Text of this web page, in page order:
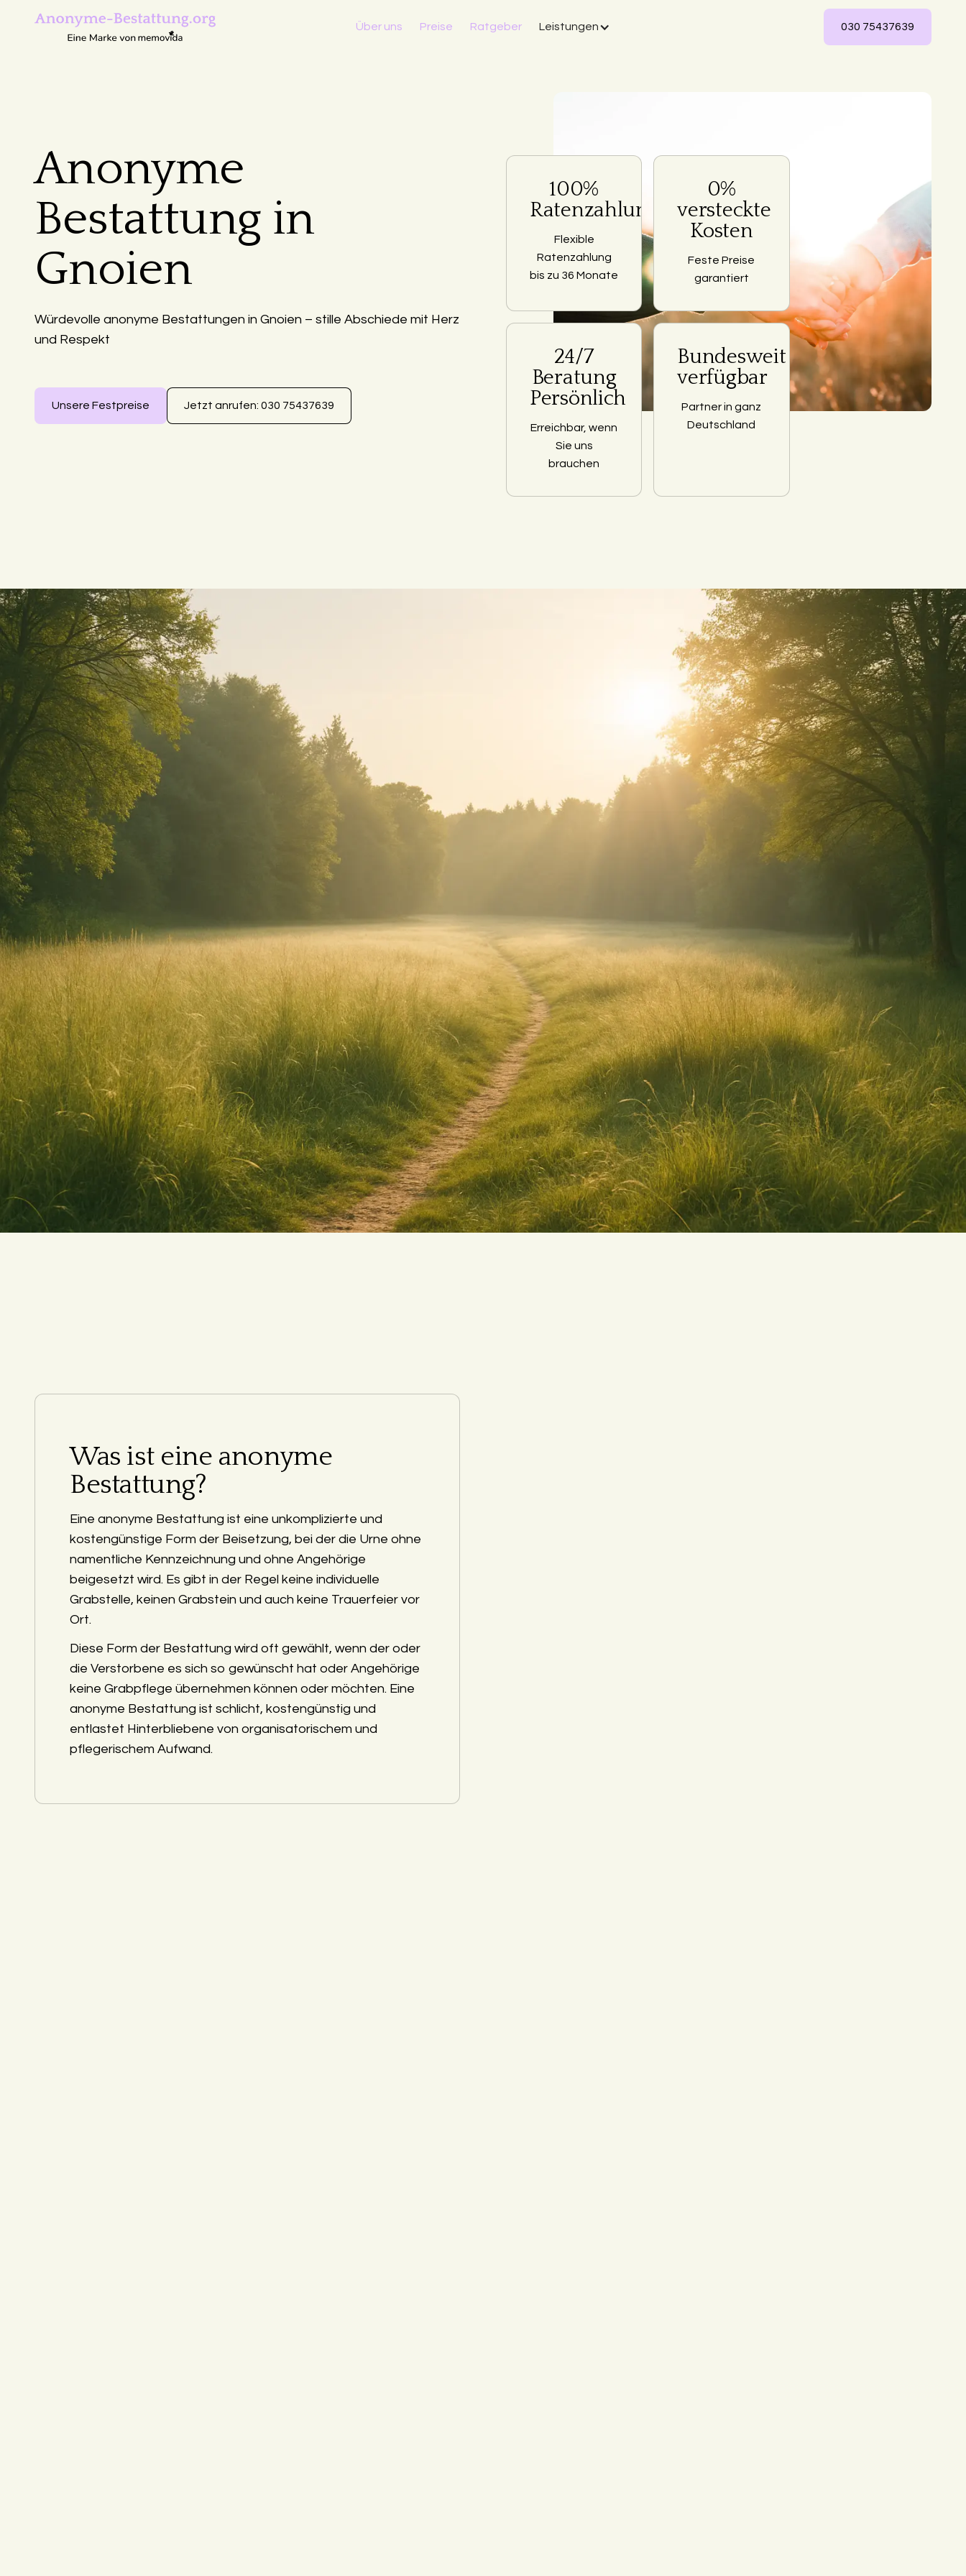
Über uns Preise Ratgeber Leistungen 030 75437639
Anonyme
Bestattung in
Gnoien
Würdevolle anonyme Bestattungen in Gnoien – stille Abschiede mit Herz
und Respekt
Unsere Festpreise Jetzt anrufen: 030 75437639
100%
Ratenzahlung
Flexible
Ratenzahlung
bis zu 36 Monate
0%
versteckte
Kosten
Feste Preise
garantiert
24/7
Beratung
Persönlich
Erreichbar, wenn
Sie uns
brauchen
Bundesweit
verfügbar
Partner in ganz
Deutschland
Was ist eine anonyme
Bestattung?
Eine anonyme Bestattung ist eine unkomplizierte und
kostengünstige Form der Beisetzung, bei der die Urne ohne
namentliche Kennzeichnung und ohne Angehörige
beigesetzt wird. Es gibt in der Regel keine individuelle
Grabstelle, keinen Grabstein und auch keine Trauerfeier vor
Ort.
Diese Form der Bestattung wird oft gewählt, wenn der oder
die Verstorbene es sich so gewünscht hat oder Angehörige
keine Grabpflege übernehmen können oder möchten. Eine
anonyme Bestattung ist schlicht, kostengünstig und
entlastet Hinterbliebene von organisatorischem und
pflegerischem Aufwand.